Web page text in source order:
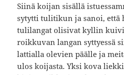
Siinä koijan sisällä
sytytti tulitikun ja sanoi, että
tulilangat olisivat kyllin
roikkuvan langan syttyessä
lattialla olevien päälle ja
ulos koijasta. Yksi kova